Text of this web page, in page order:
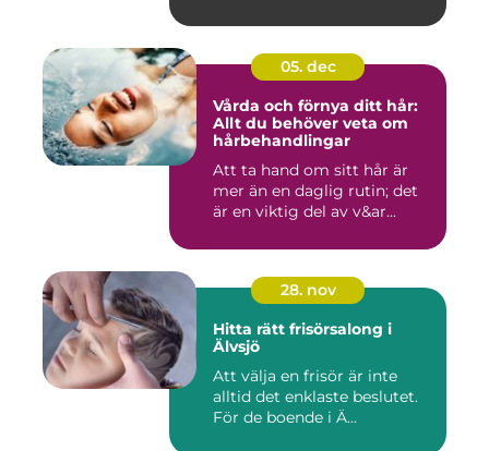
05. dec
Vårda och förnya ditt hår:
Allt du behöver veta om
hårbehandlingar
Att ta hand om sitt hår är
mer än en daglig rutin; det
är en viktig del av v&ar...
28. nov
Hitta rätt frisörsalong i
Älvsjö
Att välja en frisör är inte
alltid det enklaste beslutet.
För de boende i Ä...